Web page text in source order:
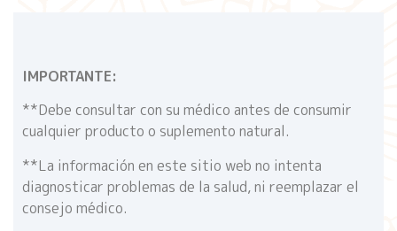
IMPORTANTE:
**Debe consultar con su médico antes de consumir
cualquier producto o suplemento natural.
**La información en este sitio web no intenta
diagnosticar problemas de la salud, ni reemplazar el
consejo médico.